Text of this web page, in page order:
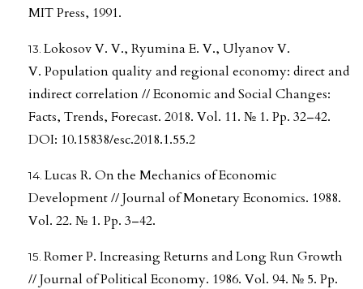
MIT Press, 1991.
Lokosov V. V., Ryumina E. V., Ulyanov V.
V. Population quality and regional economy: direct and
indirect correlation // Economic and Social Changes:
Facts, Trends, Forecast. 2018. Vol. 11. № 1. Pp. 32–42.
DOI: 10.15838/esc.2018.1.55.2
Lucas R. On the Mechanics of Economic
Development // Journal of Monetary Economics. 1988.
Vol. 22. № 1. Pp. 3–42.
Romer P. Increasing Returns and Long Run Growth
// Journal of Political Economy. 1986. Vol. 94. № 5. Pp.